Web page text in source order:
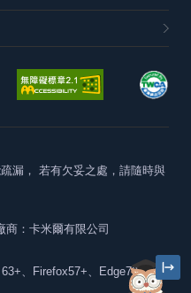
漏， 若有欠妥之處，請隨時與
商：卡米爾有限公司
、Firefox57+、Edge79+及